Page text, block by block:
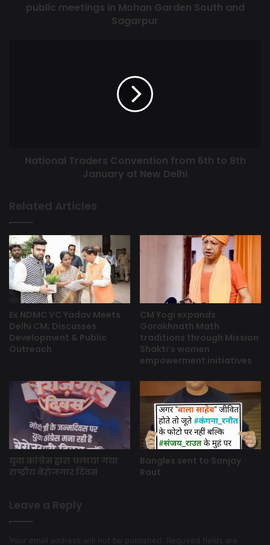
भरकर लोगों की डीटेल भेज रहे है और जल्द ही आर्थिक रूप से कमजोर वर्ग के लोगों
को इस योजना के तहत 2 कमरें का पक्का मकान मिलने लग जायेगा। भाजपा ने जो
जे. जे. सेल प्रभारी श्री नीरज तिवारी ने कहा कि मोदी सरकार गरीबों की हितैषी है
भाजपा का संकल्प जहां झुग्गी वहाँ मकान अब पूरा होकर रहेगा दिल्ली की आप
सरकार जनता को बेवकूफ बना रही है। हमें एकजुट होकर गरीबों के मसीहा
से मान्यता दिलवाकर प्रधानमंत्री ने सबका भरोसा जीत लिया है।
public meetings in Mohan Garden South and
Sagarpur
National Traders Convention from 6th to 8th
January at New Delhi
Related Articles
Ex NDMC VC Yadav Meets
Delhi CM; Discusses
Development & Public
Outreach
CM Yogi expands
Gorakhnath Math
traditions through Mission
Shakti’s women
empowerment initiatives
युवा कांग्रेस द्वारा चलाया गया
राष्ट्रीय बेरोजगार दिवस
Bangles sent to Sanjay
Raut
Leave a Reply
Your email address will not be published.
Required fields are